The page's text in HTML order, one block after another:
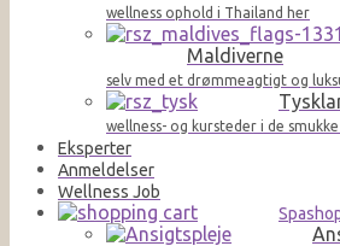
wellness ophold i Thailand her
Maldiverne
selv med et drømmeagtigt og
wellness- og kursteder i de
Eksperter
Anmeldelser
Wellness Job